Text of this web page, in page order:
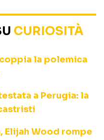
CURIOSITÀ
la polemica
a Perugia: la
Elijah Wood rompe